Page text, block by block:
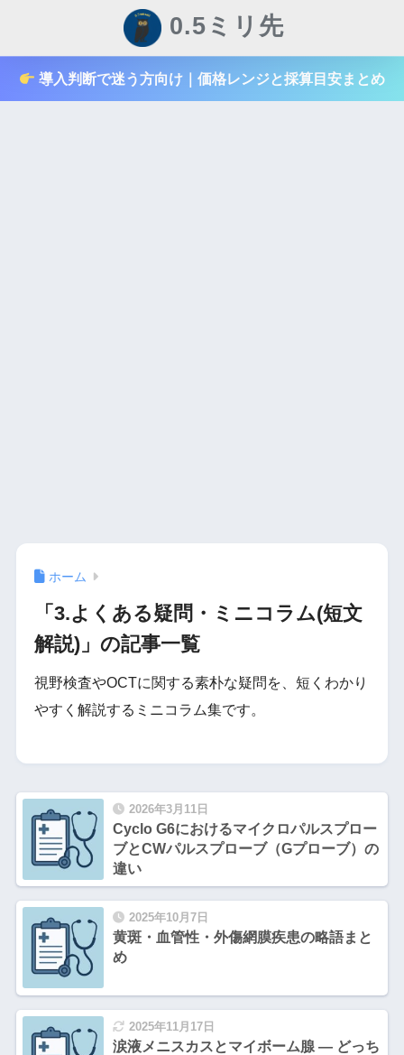
0.5ミリ先
導入判断で迷う方向け｜価格レンジと採算目安まとめ
ホーム
「3.よくある疑問・ミニコラム(短文
解説)」の記事一覧
視野検査やOCTに関する素朴な疑問を、短くわかり
やすく解説するミニコラム集です。
2026年3月11日
Cyclo G6におけるマイクロパルスプロー
ブとCWパルスプローブ（Gプローブ）の
違い
2025年10月7日
黄斑・血管性・外傷網膜疾患の略語まと
め
2025年11月17日
涙液メニスカスとマイボーム腺 ― どっち